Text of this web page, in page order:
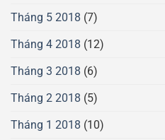
Tháng 5 2018 (7)
Tháng 4 2018 (12)
Tháng 3 2018 (6)
Tháng 2 2018 (5)
Tháng 1 2018 (10)